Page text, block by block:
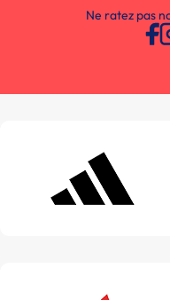
Ne ratez pas